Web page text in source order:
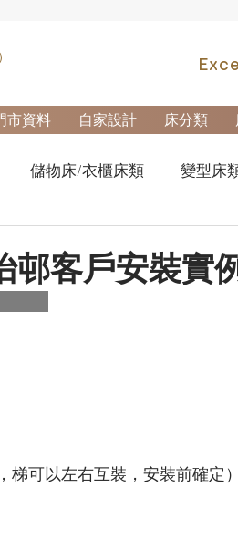
市資料 自家設計 床分類
儲物床/衣櫃床類 變型床
件櫃
邨客戶安裝實
可以左右互裝，安裝前確定）